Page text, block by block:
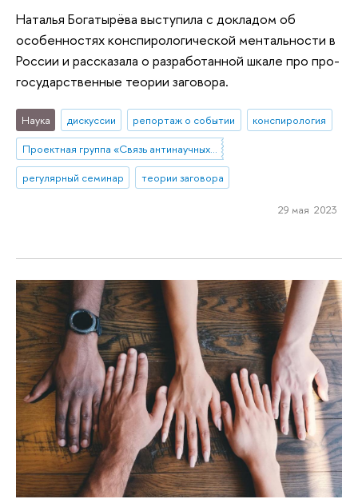
Наталья Богатырёва выступила с докладом об
особенностях конспирологической ментальности в
России и рассказала о разработанной шкале про про-
государственные теории заговора.
Наука дискуссии репортаж о событии
конспирология
Проектная группа «Связь антинаучных и конспирологических верований с благополучием и заботой о здоровье у россиян»
регулярный семинар
теории заговора
29 мая 2023